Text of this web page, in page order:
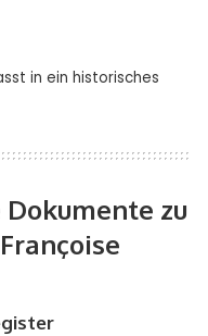
in ein historisches
zu